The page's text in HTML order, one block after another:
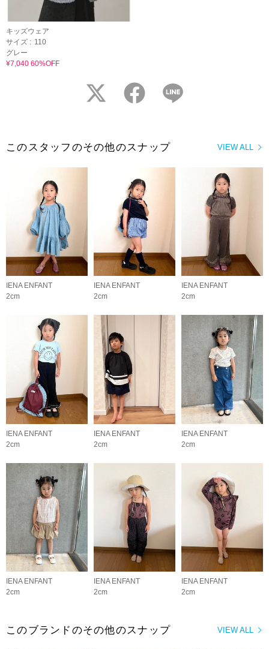
キッズウェア
サイズ : 110
グレー
¥7,040 60%OFF
twitter facebook
VIEW ALL
このスタッフのその他のスナップ
IENA ENFANT
2cm
IENA ENFANT
2cm
IENA ENFANT
2cm
IENA ENFANT
2cm
IENA ENFANT
2cm
IENA ENFANT
2cm
IENA ENFANT
2cm
IENA ENFANT
2cm
IENA ENFANT
2cm
VIEW ALL
このブランドのその他のスナップ